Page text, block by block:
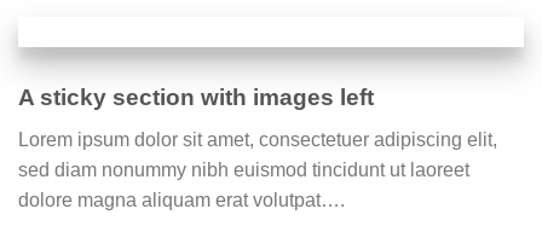
A sticky section with images left
Lorem ipsum dolor sit amet, consectetuer adipiscing elit,
sed diam nonummy nibh euismod tincidunt ut laoreet
dolore magna aliquam erat volutpat….